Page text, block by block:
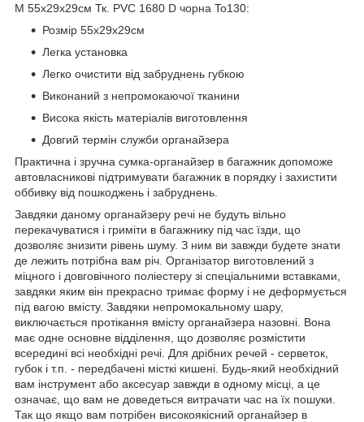
M 55х29х29см Тк. PVC 1680 D чорна To130:
Розмір 55х29х29см
Легка установка
Легко очистити від забруднень губкою
Виконаний з непромокаючої тканини
Висока якість матеріалів виготовлення
Довгий термін служби органайзера
Практична і зручна сумка-органайзер в багажник допоможе
автовласникові підтримувати багажник в порядку і захистити
оббивку від пошкоджень і забруднень.
Завдяки даному органайзеру речі не будуть вільно
перекачуватися і гриміти в багажнику під час їзди, що
дозволяє знизити рівень шуму. З ним ви завжди будете знати
де лежить потрібна вам річ. Організатор виготовлений з
міцного і довговічного поліестеру зі спеціальними вставками,
завдяки яким він прекрасно тримає форму і не деформується
під вагою вмісту. Завдяки непромокальному шару,
виключається протікання вмісту органайзера назовні. Вона
має одне основне відділення, що дозволяє розмістити
всередині всі необхідні речі. Для дрібних речей - серветок,
губок і т.п. - передбачені місткі кишені. Будь-який необхідний
вам інструмент або аксесуар завжди в одному місці, а це
означає, що вам не доведеться витрачати час на їх пошуки.
Так що якщо вам потрібен високоякісний органайзер в